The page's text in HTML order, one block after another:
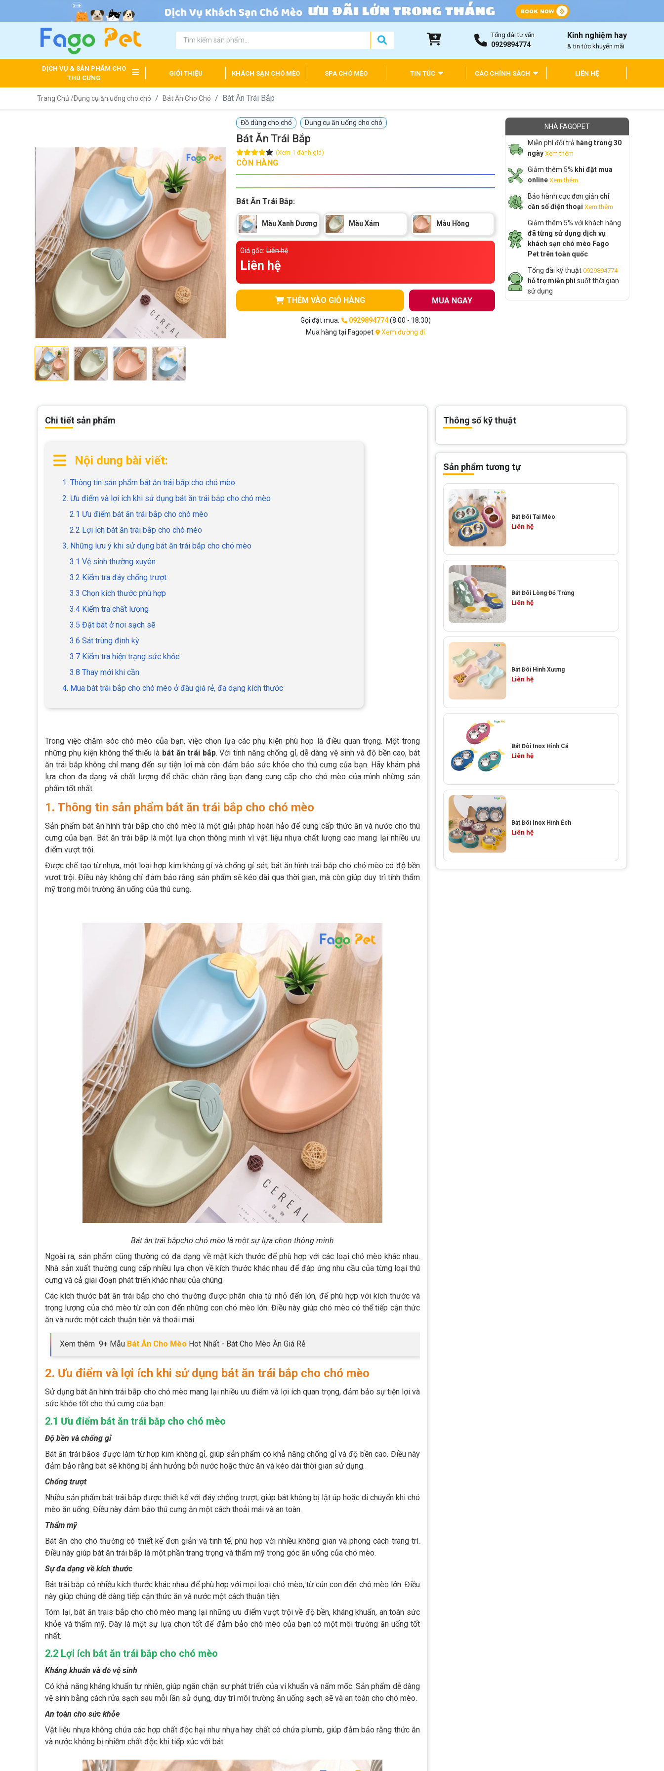
Tổng đài tư vấn
0929894774
Kinh nghiệm hay
& tin tức khuyến mãi
DỊCH VỤ & SẢN PHẨM CHO
THÚ CƯNG
GIỚI THIỆU KHÁCH SẠN CHÓ MÈO SPA CHÓ MÈO TIN TỨC CÁC CHÍNH SÁCH LIÊN HỆ
Trang Chủ /Dụng cụ ăn uống cho chó Bát Ăn Cho Chó Bát Ăn Trái Bắp
Đồ dùng cho chó Dụng cụ ăn uống cho chó
Bát Ăn Trái Bắp
(Xem 1 đánh giá)
CÒN HÀNG
Bát Ăn Trái Bắp:
Màu Xanh Dương Màu Xám Màu Hồng
Giá gốc: Liên hệ
Liên hệ
THÊM VÀO GIỎ HÀNG MUA NGAY
Gọi đặt mua: 0929894774(8:00 - 18:30)
Mua hàng tại Fagopet
Xem đường đi
NHÀ FAGOPET
Miễn phí đổi trả hàng trong 30
ngày Xem thêm
Giảm thêm 5% khi đặt mua
online Xem thêm
Bảo hành cực đơn giản chỉ
cần số điện thoại Xem thêm
Giảm thêm 5% với khách hàng
đã từng sử dụng dịch vụ
khách sạn chó mèo Fago
Pet trên toàn quốc
Tổng đài kỹ thuật 0929894774
hỗ trợ miễn phísuốt thời gian
sử dụng
Chi tiết sản phẩm
Nội dung bài viết:
1. Thông tin sản phẩm bát ăn trái bắp cho chó mèo
2. Ưu điểm và lợi ích khi sử dụng bát ăn trái bắp cho chó mèo
2.1 Ưu điểm bát ăn trái bắp cho chó mèo
2.2 Lợi ích bát ăn trái bắp cho chó mèo
3. Những lưu ý khi sử dụng bát ăn trái bắp cho chó mèo
3.1 Vệ sinh thường xuyên
3.2 Kiểm tra đáy chống trượt
3.3 Chọn kích thước phù hợp
3.4 Kiểm tra chất lượng
3.5 Đặt bát ở nơi sạch sẽ
3.6 Sát trùng định kỳ
3.7 Kiểm tra hiện trạng sức khỏe
3.8 Thay mới khi cần
4. Mua bát trái bắp cho chó mèo ở đâu giá rẻ, đa dạng kích thước
Trong việc chăm sóc chó mèo của bạn, việc chọn lựa các phụ kiện phù hợp là điều quan trọng. Một trong
những phụ kiện không thể thiếu là bát ăn trái bắp. Với tính năng chống gỉ, dễ dàng vệ sinh và độ bền cao, bát
ăn trái bắp không chỉ mang đến sự tiện lợi mà còn đảm bảo sức khỏe cho thú cưng của bạn. Hãy khám phá
lựa chọn đa dạng và chất lượng để chắc chắn rằng bạn đang cung cấp cho chó mèo của mình những sản
phẩm tốt nhất.
1. Thông tin sản phẩm bát ăn trái bắp cho chó mèo
Sản phẩm bát ăn hình trái bắp cho chó mèo là một giải pháp hoàn hảo để cung cấp thức ăn và nước cho thú
cưng của bạn. Bát ăn trái bắp là một lựa chọn thông minh vì vật liệu nhựa chất lượng cao mang lại nhiều ưu
điểm vượt trội.
Được chế tạo từ nhựa, một loại hợp kim không gỉ và chống gỉ sét, bát ăn hình trái bắp cho chó mèo có độ bền
vượt trội. Điều này không chỉ đảm bảo rằng sản phẩm sẽ kéo dài qua thời gian, mà còn giúp duy trì tính thẩm
mỹ trong môi trường ăn uống của thú cưng.
Bát ăn trái bắpcho chó mèo là một sự lựa chọn thông minh
Ngoài ra, sản phẩm cũng thường có đa dạng về mặt kích thước để phù hợp với các loại chó mèo khác nhau.
Nhà sản xuất thường cung cấp nhiều lựa chọn về kích thước khác nhau để đáp ứng nhu cầu của từng loại thú
cưng và cả giai đoạn phát triển khác nhau của chúng.
Các kích thước bát ăn trái bắp cho chó thường được phân chia từ nhỏ đến lớn, để phù hợp với kích thước và
trọng lượng của chó mèo từ cún con đến những con chó mèo lớn. Điều này giúp chó mèo có thể tiếp cận thức
ăn và nước một cách thuận tiện và thoải mái.
Xem thêm 9+ Mẫu Bát Ăn Cho Mèo Hot Nhất - Bát Cho Mèo Ăn Giá Rẻ
2. Ưu điểm và lợi ích khi sử dụng bát ăn trái bắp cho chó mèo
Sử dụng bát ăn hình trái bắp cho chó mèo mang lại nhiều ưu điểm và lợi ích quan trọng, đảm bảo sự tiện lợi và
sức khỏe tốt cho thú cưng của bạn:
2.1 Ưu điểm bát ăn trái bắp cho chó mèo
Độ bền và chống gỉ
Bát ăn trái băos được làm từ hợp kim không gỉ, giúp sản phẩm có khả năng chống gỉ và độ bền cao. Điều này
đảm bảo rằng bát sẽ không bị ảnh hưởng bởi nước hoặc thức ăn và kéo dài thời gian sử dụng.
Chống trượt
Nhiều sản phẩm bát trái bắp được thiết kế với đáy chống trượt, giúp bát không bị lật úp hoặc di chuyển khi chó
mèo ăn uống. Điều này đảm bảo thú cưng ăn một cách thoải mái và an toàn.
Thẩm mỹ
Bát ăn cho chó thường có thiết kế đơn giản và tinh tế, phù hợp với nhiều không gian và phong cách trang trí.
Điều này giúp bát ăn trái bắp là một phần trang trọng và thẩm mỹ trong góc ăn uống của chó mèo.
Sự đa dạng về kích thước
Bát trái bắp có nhiều kích thước khác nhau để phù hợp với mọi loại chó mèo, từ cún con đến chó mèo lớn. Điều
này giúp chúng dễ dàng tiếp cận thức ăn và nước một cách thuận tiện.
Tóm lại, bát ăn trais bắp cho chó mèo mang lại những ưu điểm vượt trội về độ bền, kháng khuẩn, an toàn sức
khỏe và thẩm mỹ. Đây là một sự lựa chọn tốt để đảm bảo chó mèo của bạn có một môi trường ăn uống tốt
nhất.
2.2 Lợi ích bát ăn trái bắp cho chó mèo
Kháng khuẩn và dễ vệ sinh
Có khả năng kháng khuẩn tự nhiên, giúp ngăn chặn sự phát triển của vi khuẩn và nấm mốc. Sản phẩm dễ dàng
vệ sinh bằng cách rửa sạch sau mỗi lần sử dụng, duy trì môi trường ăn uống sạch sẽ và an toàn cho chó mèo.
An toàn cho sức khỏe
Vật liệu nhựa không chứa các hợp chất độc hại như nhựa hay chất có chứa plumb, giúp đảm bảo rằng thức ăn
và nước không bị nhiễm chất độc khi tiếp xúc với bát.
Thông số kỹ thuật
Sản phẩm tương tự
Bát Đôi Tai Mèo
Liên hệ
Bát Đôi Lòng Đỏ Trứng
Liên hệ
Bát Đôi Hình Xương
Liên hệ
Bát Đôi Inox Hình Cá
Liên hệ
Bát Đôi Inox Hình Ếch
Liên hệ